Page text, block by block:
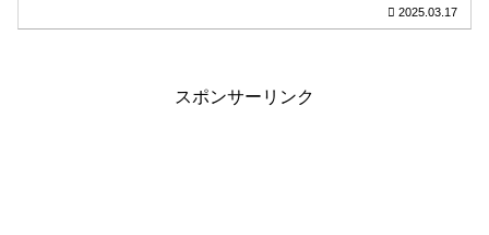
どう動いてどこに落ちるのかを考える想像力です。危険を回避する
2025.03.17
スポンサーリンク